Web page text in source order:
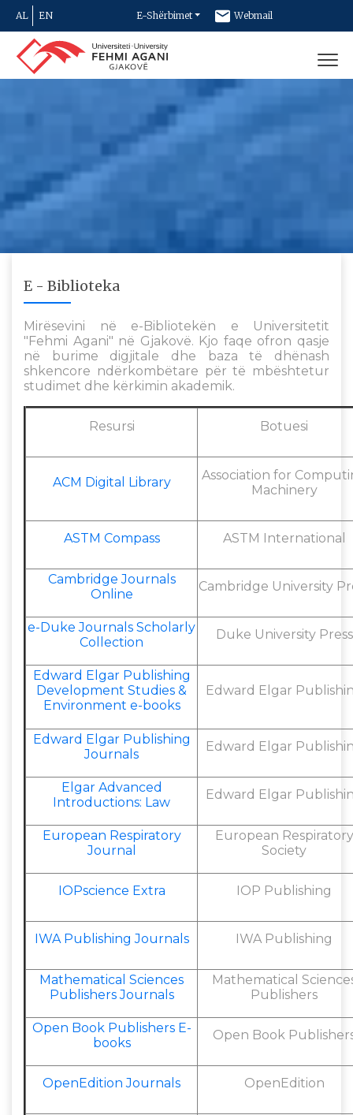
AL EN E-Shërbimet Webmail
Newsletter
E - Biblioteka
Mirësevini në e-Bibliotekën e Universitetit
"Fehmi Agani" në Gjakovë. Kjo faqe ofron qasje
në burime digjitale dhe baza të dhënash
shkencore ndërkombëtare për të mbështetur
studimet dhe kërkimin akademik.
Resursi Botuesi
ACM Digital Library
Association for
Machinery
ASTM Compass ASTM International
Cambridge Journals
Online
Cambridge University
e-Duke Journals Scholarly
Collection
Duke University Press
Edward Elgar Publishing
Development Studies &
Environment e-books
Edward Elgar
Edward Elgar Publishing
Journals
Edward Elgar
Elgar Advanced
Introductions: Law
Edward Elgar
European Respiratory
Journal
European Respiratory
Society
IOPscience Extra IOP Publishing
IWA Publishing Journals IWA Publishing
Mathematical Sciences
Publishers Journals
Mathematical
Publishers
Open Book Publishers E-
books
Open Book
OpenEdition Journals OpenEdition